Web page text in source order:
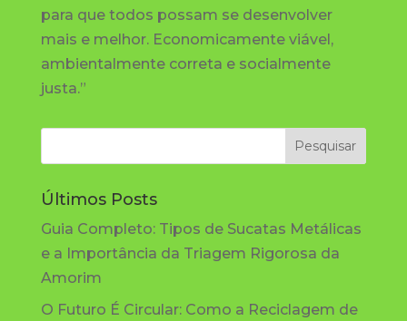
para que todos possam se desenvolver
mais e melhor. Economicamente viável,
ambientalmente correta e socialmente
justa.”
Últimos Posts
Guia Completo: Tipos de Sucatas Metálicas
e a Importância da Triagem Rigorosa da
Amorim
O Futuro É Circular: Como a Reciclagem de